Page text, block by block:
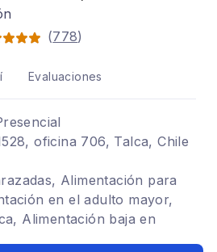
(778)
Evaluaciones
oficina 706, Talca, Chile
Alimentación para
en el adulto mayor,
Alimentación baja en